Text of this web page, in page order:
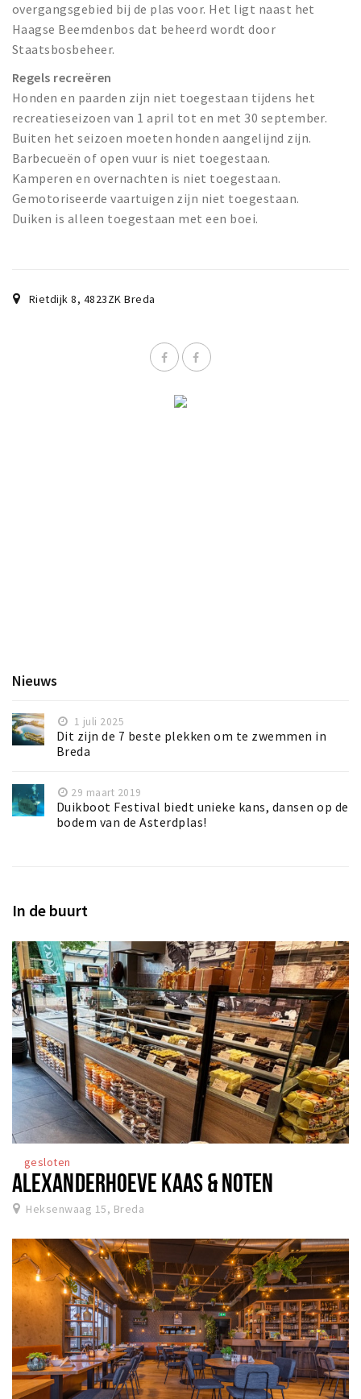
overgangsgebied bij de plas voor. Het ligt naast het
Haagse Beemdenbos dat beheerd wordt door
Staatsbosbeheer.
Regels recreëren
Honden en paarden zijn niet toegestaan tijdens het
recreatieseizoen van 1 april tot en met 30 september.
Buiten het seizoen moeten honden aangelijnd zijn.
Barbecueën of open vuur is niet toegestaan.
Kamperen en overnachten is niet toegestaan.
Gemotoriseerde vaartuigen zijn niet toegestaan.
Duiken is alleen toegestaan met een boei.
Rietdijk 8, 4823ZK Breda
Nieuws
1 juli 2025
Dit zijn de 7 beste plekken om te zwemmen in
Breda
29 maart 2019
Duikboot Festival biedt unieke kans, dansen op de
bodem van de Asterdplas!
In de buurt
gesloten
ALEXANDERHOEVE KAAS & NOTEN
Heksenwaag 15, Breda